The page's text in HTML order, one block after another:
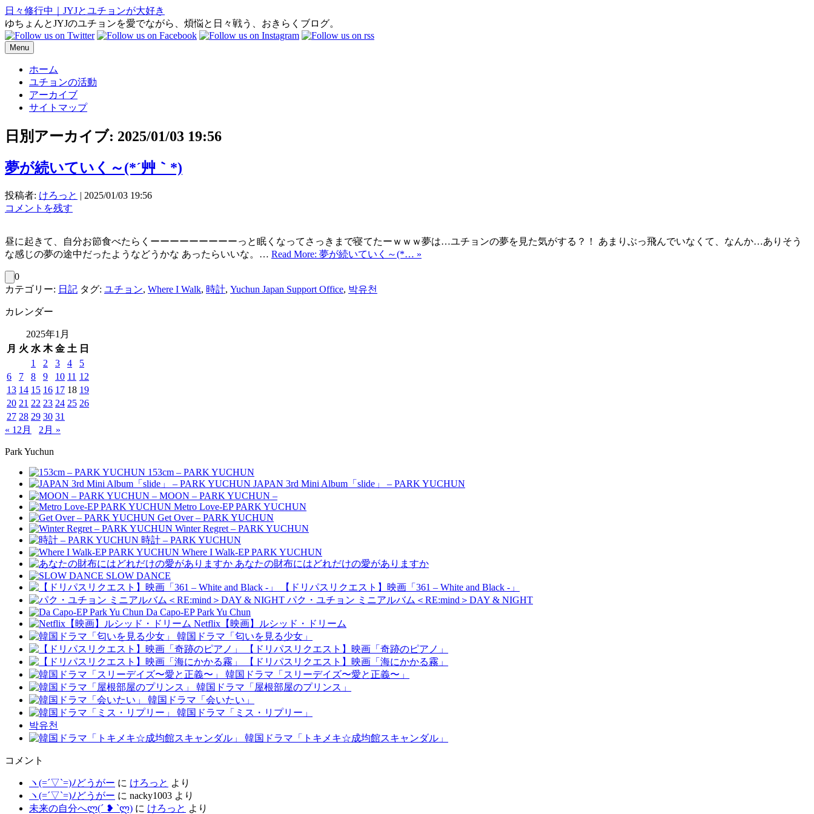
日々修行中｜JYJとユチョンが大好き
ゆちょんとJYJのユチョンを愛でながら、煩悩と日々戦う、おきらくブログ。
Menu
ホーム
ユチョンの活動
アーカイブ
サイトマップ
日別アーカイブ: 2025/01/03 19:56
夢が続いていく～(*´艸｀*)
投稿者: けろっと | 2025/01/03 19:56
コメントを残す
昼に起きて、自分お節食べたらくーーーーーーーーーっと眠くなってさっきまで寝てたーｗｗｗ夢は…ユチョンの夢を見た気がする？！ あまりぶっ飛んでいなくて、なんか…ありそう
な感じの夢の途中だったようなどうかな あったらいいな。… Read More: 夢が続いていく～(*… »
0
カテゴリー: 日記 タグ: ユチョン, Where I Walk, 時計, Yuchun Japan Support Office, 박유천
カレンダー
2025年1月
月 火 水 木 金 土 日
1
2 3 4
5
6
7 8 9 10 11 12
13 14 15 16 17 18 19
20 21 22 23 24 25 26
27 28 29 30 31
« 12月
2月 »
Park Yuchun
153cm – PARK YUCHUN
JAPAN 3rd Mini Album「slide」 – PARK YUCHUN
MOON – PARK YUCHUN –
Metro Love-EP PARK YUCHUN
Get Over – PARK YUCHUN
Winter Regret – PARK YUCHUN
時計 – PARK YUCHUN
Where I Walk-EP PARK YUCHUN
あなたの財布にはどれだけの愛がありますか
SLOW DANCE
【ドリパスリクエスト】映画「361 – White and Black -」
パク・ユチョン ミニアルバム＜RE:mind＞DAY & NIGHT
Da Capo-EP Park Yu Chun
Netflix【映画】ルシッド・ドリーム
韓国ドラマ「匂いを見る少女」
【ドリパスリクエスト】映画「奇跡のピアノ」
【ドリパスリクエスト】映画「海にかかる霧」
韓国ドラマ「スリーデイズ〜愛と正義〜」
韓国ドラマ「屋根部屋のプリンス」
韓国ドラマ「会いたい」
韓国ドラマ「ミス・リプリー」
박유천
韓国ドラマ「トキメキ☆成均館スキャンダル」
コメント
ヽ(=´▽`=)ﾉどうがー に けろっと より
ヽ(=´▽`=)ﾉどうがー に nacky1003 より
未来の自分へლ⁠(⁠´⁠ ⁠❥⁠ ⁠`⁠ლ⁠) に けろっと より